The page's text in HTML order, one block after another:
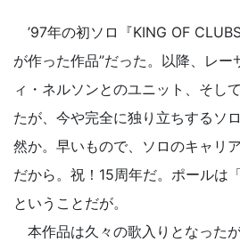
’97年の初ソロ『KING OF
が作った作品”だった。以降、レ
ィ・ネルソンとのユニット、そし
たが、今や完全に独り立ちするソ
然か。早いもので、ソロのキャリ
だから。祝！15周年だ。ポールは
ということだが。
本作品は久々の歌入りとなった